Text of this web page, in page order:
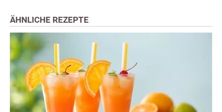
ÄHNLICHE REZEPTE